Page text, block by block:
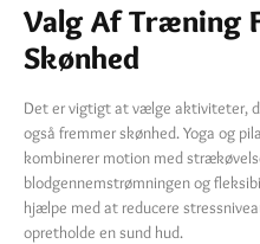
Valg Af Træning
Skønhed
Det er vigtigt at vælge aktiviteter,
også fremmer skønhed. Yoga og
kombinerer motion med
blodgennemstrømningen og
hjælpe med at reducere
opretholde en sund hud.